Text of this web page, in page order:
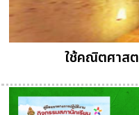
ใช้คณิตศาส